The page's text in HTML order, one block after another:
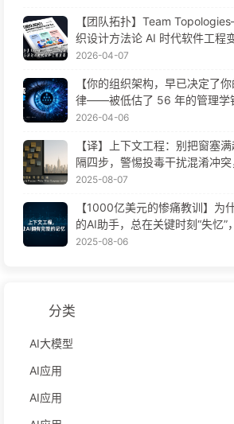
【团队拓扑】Team
织设计方法论 AI 时代软件工
2026-04-07
【你的组织架构，早已决定了
律——被低估了 56 年的管理学
程变革——慢慢学AI171
2026-04-06
【译】上下文工程：别把窗塞
隔四步，警惕投毒干扰混淆冲
慢慢学AI170
2025-08-07
【1000亿美元的惨痛教训】为
的AI助手，总在关键时刻“失忆”
现90%性能提升？——慢慢学
2025-08-06
分类
AI大模型
AI应用
AI应用